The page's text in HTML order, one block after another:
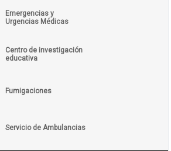
Emergencias y
Urgencias Médicas
Centro de investigación
educativa
Fumigaciones
Servicio de Ambulancias